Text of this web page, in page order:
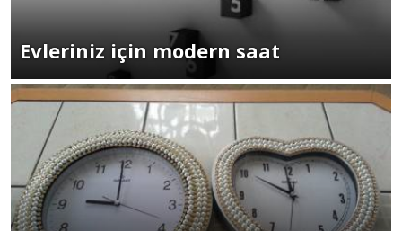
Evleriniz için modern saat